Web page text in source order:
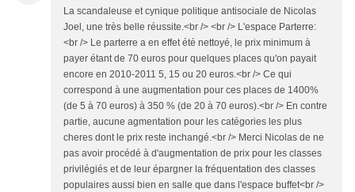
La scandaleuse et cynique politique antisociale de Nicolas
Joel, une très belle réussite.<br /> <br /> L'espace Parterre:
<br /> Le parterre a en effet été nettoyé, le prix minimum à
payer étant de 70 euros pour quelques places qu'on payait
encore en 2010-2011 5, 15 ou 20 euros.<br /> Ce qui
correspond à une augmentation pour ces places de 1400%
(de 5 à 70 euros) à 350 % (de 20 à 70 euros).<br /> En contre
partie, aucune agmentation pour les catégories les plus
cheres dont le prix reste inchangé.<br /> Merci Nicolas de ne
pas avoir procédé à d'augmentation de prix pour les classes
privilégiés et de leur épargner la fréquentation des classes
populaires aussi bien en salle que dans l'espace buffet<br />